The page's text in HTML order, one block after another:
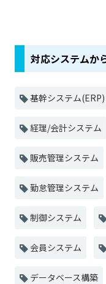
対応システムか
基幹システム(ERP)
経理/会計システム
販売管理システム
勤怠管理システム
制御システム
会員システム
データベース構築